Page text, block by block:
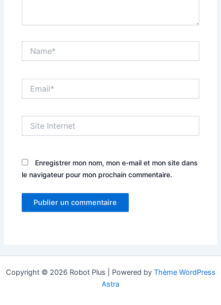
Internet
Enregistrer mon nom, mon e-mail et mon site dans
le navigateur pour mon prochain commentaire.
Copyright © 2026 Robot Plus | Powered by Thème WordPress
Astra